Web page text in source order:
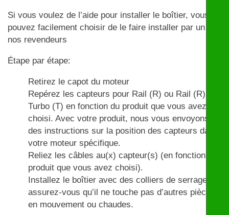
Si vous voulez de l’aide pour installer le boîtier, vous
pouvez facilement choisir de le faire installer par un de
nos revendeurs
Étape par étape:
Retirez le capot du moteur
Repérez les capteurs pour Rail (R) ou Rail (R) et
Turbo (T) en fonction du produit que vous avez
choisi. Avec votre produit, nous vous envoyons
des instructions sur la position des capteurs dans
votre moteur spécifique.
Reliez les câbles au(x) capteur(s) (en fonction du
produit que vous avez choisi).
Installez le boîtier avec des colliers de serrage et
assurez-vous qu’il ne touche pas d’autres pièces
en mouvement ou chaudes.